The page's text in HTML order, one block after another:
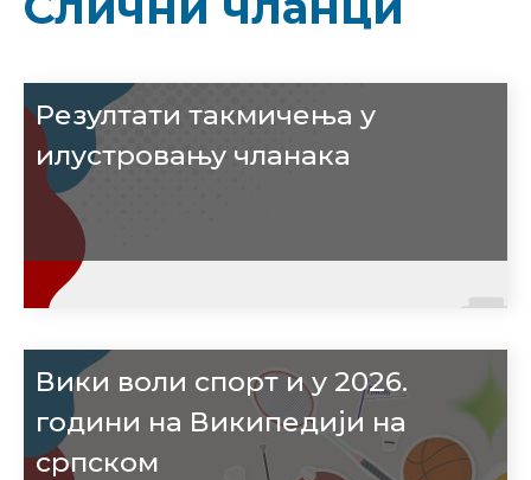
Резултати такмичења у
илустровању чланака
Вики воли спорт и у 2026.
години на Википедији на
српском